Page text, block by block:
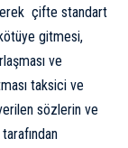
çifte standart
gitmesi,
ve
taksici ve
sözlerin ve